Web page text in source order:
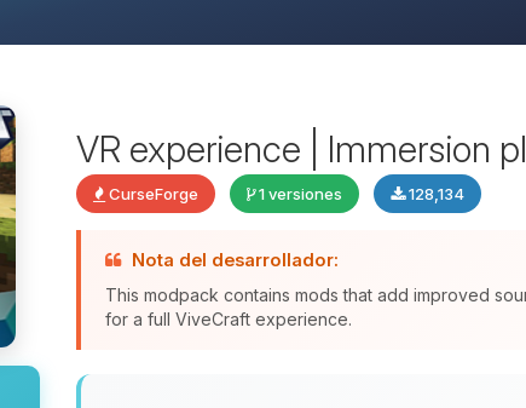
VR experience | Immersion
CurseForge 1 versiones 128,134
Nota del desarrollador:
This modpack contains mods that add improved
for a full ViveCraft experience.